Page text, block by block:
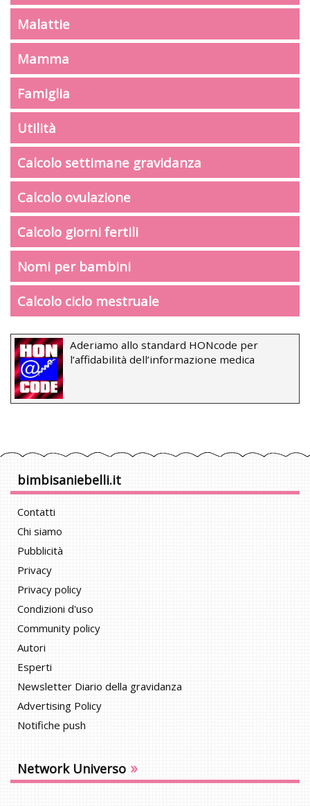
Malattie
Mamma
Famiglia
Utilità
Calcolo settimane gravidanza
Calcolo ovulazione
Calcolo giorni fertili
Nomi per bambini
Calcolo ciclo mestruale
Aderiamo allo standard HONcode per
l’affidabilità dell’informazione medica
bimbisaniebelli.it
Contatti
Chi siamo
Pubblicità
Privacy
Privacy policy
Condizioni d'uso
Community policy
Autori
Esperti
Newsletter Diario della gravidanza
Advertising Policy
Notifiche push
Network Universo »